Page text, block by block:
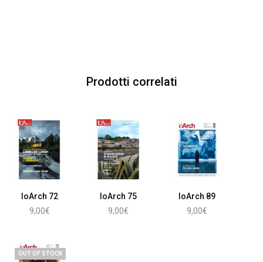
Prodotti correlati
IoArch 72
9,00€
IoArch 75
9,00€
IoArch 89
9,00€
OUT OF STOCK